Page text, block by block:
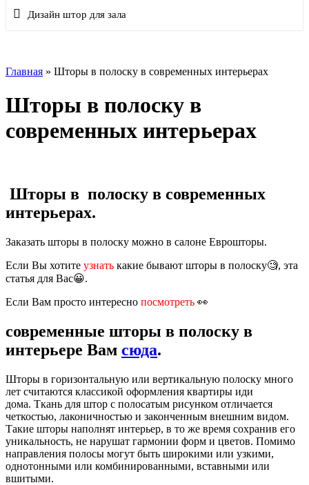
Дизайн штор для зала
Главная » Шторы в полоску в современных интерьерах
Шторы в полоску в
современных интерьерах
Шторы в полоску в современных
интерьерах.
Заказать шторы в полоску можно в салоне Еврошторы.
Если Вы хотите узнать какие бывают шторы в полоску🧐, эта
статья для Вас😀.
Если Вам просто интересно посмотреть 👀
современные шторы в полоску в
интерьере Вам сюда.
Шторы в горизонтальную или вертикальную полоску много
лет считаются классикой оформления квартиры иди
дома. Ткань для штор с полосатым рисунком отличается
четкостью, лаконичностью и законченным внешним видом.
Такие шторы наполнят интерьер, в то же время сохранив его
уникальность, не нарушат гармонии форм и цветов. Помимо
направления полосы могут быть широкими или узкими,
однотонными или комбинированными, вставными или
вшитыми.